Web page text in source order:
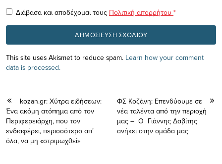
Διάβασα και αποδέχομαι τους Πολιτική απορρήτου *
This site uses Akismet to reduce spam. Learn how your comment
data is processed.
kozan.gr: Χύτρα ειδήσεων:
Ένα ακόμη ατόπημα από τον
Περιφερειάρχη, που τον
ενδιαφέρει, περισσότερο απ’
όλα, να μη «στριμωχθεί»
ΦΣ Κοζάνη: Επενδύουμε σε
νέα ταλέντα από την περιοχή
μας – Ο Γιάννης Δαβίτης
ανήκει στην ομάδα μας